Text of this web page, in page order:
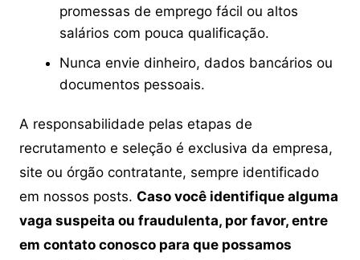
promessas de emprego fácil ou altos
salários com pouca qualificação.
Nunca envie dinheiro, dados bancários ou
documentos pessoais.
A responsabilidade pelas etapas de
recrutamento e seleção é exclusiva da empresa,
site ou órgão contratante, sempre identificado
em nossos posts. Caso você identifique alguma
vaga suspeita ou fraudulenta, por favor, entre
em contato conosco para que possamos